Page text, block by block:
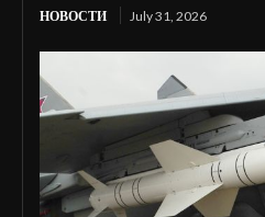
НОВОСТИ July 31, 2026